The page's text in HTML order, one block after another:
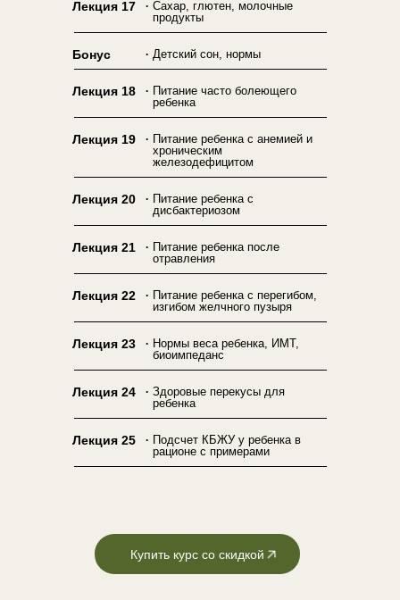
Лекция 23
Нормы веса ребенка, ИМТ,
биоимпеданс
.
Лекция 24
Здоровые перекусы для
ребенка
.
Лекция 17
Сахар, глютен, молочные
продукты
.
Лекция 19
Питание ребенка с анемией и
хроническим
железодефицитом
.
Лекция 21
Питание ребенка после
отравления
.
Лекция 20
Питание ребенка с
дисбактериозом
.
Лекция 18
Питание часто болеющего
ребенка
.
Лекция 22
Питание ребенка с перегибом,
изгибом желчного пузыря
.
Бонус Детский сон, нормы
.
Лекция 25
Подсчет КБЖУ у ребенка в
рационе с примерами
.
Купить курс со скидкой